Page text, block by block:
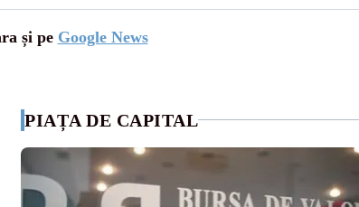
și pe Google News
PIAȚA DE CAPITAL